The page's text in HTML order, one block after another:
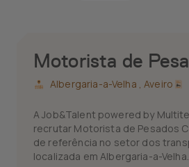
Motorista de
Albergaria-a-Velha ,Aveiro
A Job&Talent powered by
recrutar Motorista de Pesados
de referência no setor dos
localizada em Albergaria-a-Velha.